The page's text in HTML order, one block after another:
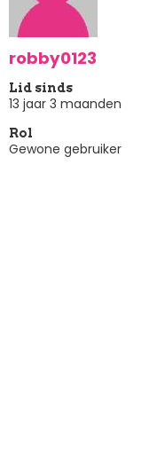
robby0123
Lid sinds
13 jaar 3 maanden
Rol
Gewone gebruiker